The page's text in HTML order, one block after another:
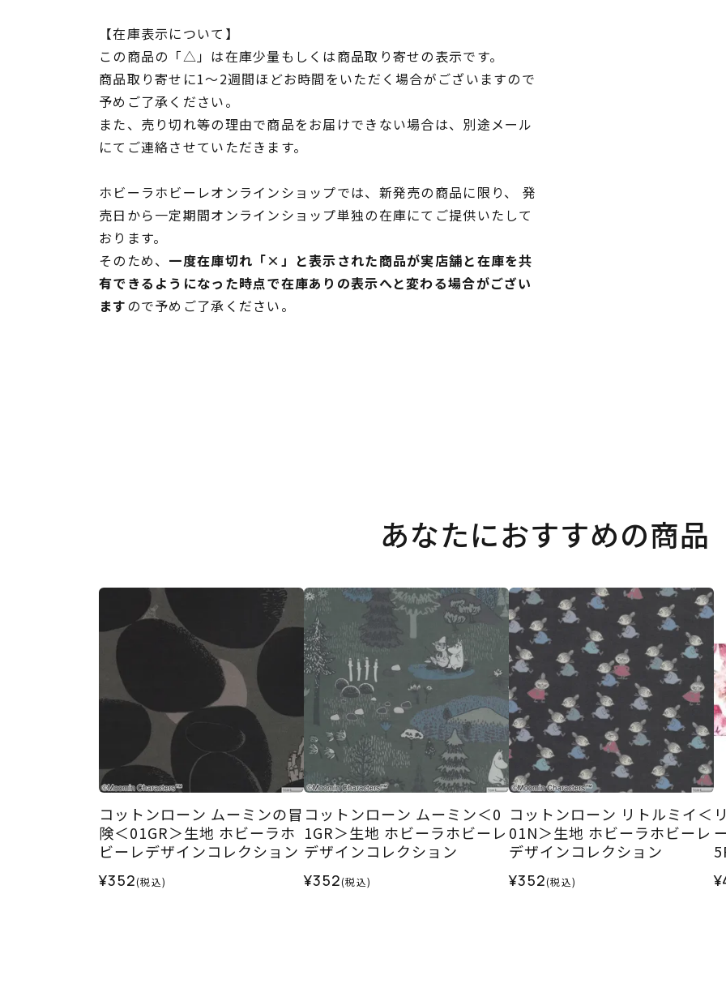
【在庫表示について】
この商品の「△」は在庫少量もしくは商品取り寄せの表示です。
商品取り寄せに1～2週間ほどお時間をいただく場合がございますので
予めご了承ください。
また、売り切れ等の理由で商品をお届けできない場合は、別途メール
にてご連絡させていただきます。
ホビーラホビーレオンラインショップでは、新発売の商品に限り、 発
売日から一定期間オンラインショップ単独の在庫にてご提供いたして
おります。
そのため、 一度在庫切れ「×」と表示された商品が実店舗と在庫を共
有できるようになった時点で在庫ありの表示へと変わる場合がござい
ますので予めご了承ください。
あなたにおすすめの商品
コットンローン ムーミンの冒
険＜01GR＞生地 ホビーラホ
ビーレデザインコレクション
¥352(税込)
コットンローン ムーミン＜0
1GR＞生地 ホビーラホビーレ
デザインコレクション
¥352(税込)
コットンローン リトルミイ＜
01N＞生地 ホビーラホビーレ
デザインコレクション
¥352(税込)